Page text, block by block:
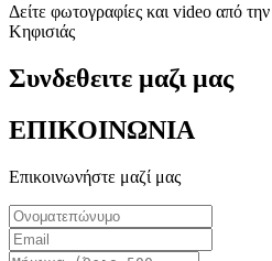
Δείτε φωτογραφίες και video από
Κηφισιάς
Συνδεθειτε μαζι μας
ΕΠΙΚΟΙΝΩΝΙΑ
Επικοινωνήστε μαζί μας